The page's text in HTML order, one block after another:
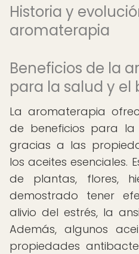
Historia y
aromaterapia
Beneficios de la
para la salud y el
La aromaterapia
de beneficios para
gracias a las
los aceites esenciales.
de plantas, flores,
demostrado tener
alivio del estrés, la
Además, algunos
propiedades